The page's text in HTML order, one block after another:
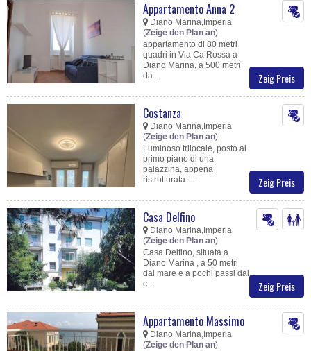
Zeig Preis
Appartamento Anna 2
Diano Marina,Imperia
(Zeige den Plan an)
appartamento di 80 metri
quadri in Via Ca’Rossa a
Diano Marina, a 500 metri
da....
Zeig Preis
Costanza
Diano Marina,Imperia
(Zeige den Plan an)
Luminoso trilocale, posto al
primo piano di una
palazzina, appena
ristrutturata ....
Zeig Preis
Casa Delfino
Diano Marina,Imperia
(Zeige den Plan an)
Casa Delfino, situata a
Diano Marina , a 50 metri
dal mare e a pochi passi dal
c....
Appartamento Massimo
Diano Marina,Imperia
(Zeige den Plan an)